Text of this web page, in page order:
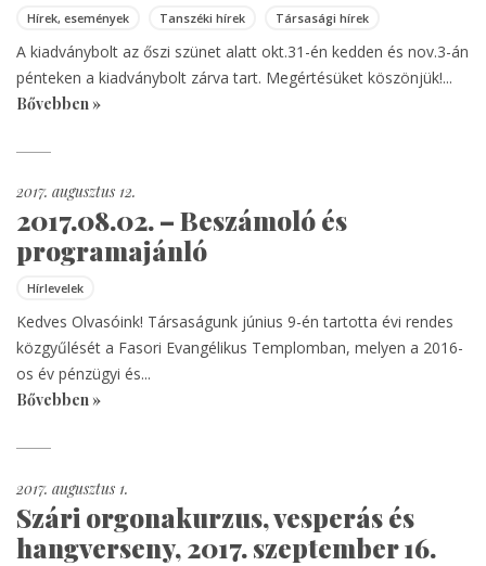
Hírek, események Tanszéki hírek Társasági hírek
A kiadványbolt az őszi szünet alatt okt.31-én kedden és nov.3-án
pénteken a kiadványbolt zárva tart. Megértésüket köszönjük!...
Bővebben »
2017. augusztus 12.
2017.08.02. – Beszámoló és
programajánló
Hírlevelek
Kedves Olvasóink! Társaságunk június 9-én tartotta évi rendes
közgyűlését a Fasori Evangélikus Templomban, melyen a 2016-
os év pénzügyi és...
Bővebben »
2017. augusztus 1.
Szári orgonakurzus, vesperás és
hangverseny, 2017. szeptember 16.